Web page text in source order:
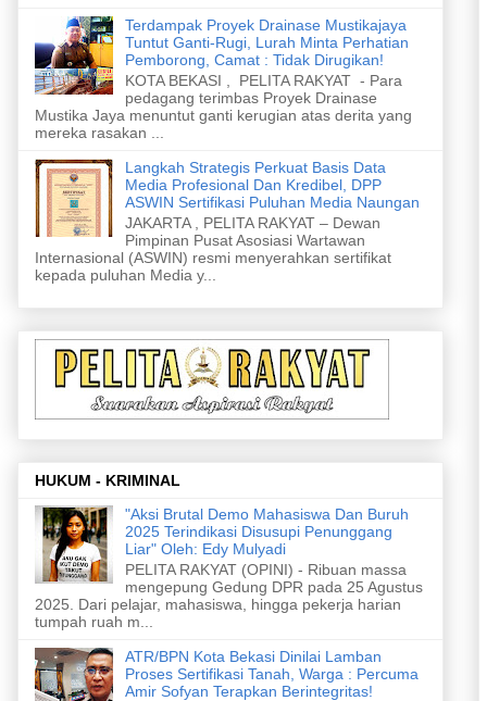
Terdampak Proyek Drainase Mustikajaya
Tuntut Ganti-Rugi, Lurah Minta Perhatian
Pemborong, Camat : Tidak Dirugikan!
KOTA BEKASI , PELITA RAKYAT - Para
pedagang terimbas Proyek Drainase
Mustika Jaya menuntut ganti kerugian atas derita yang
mereka rasakan ...
Langkah Strategis Perkuat Basis Data
Media Profesional Dan Kredibel, DPP
ASWIN Sertifikasi Puluhan Media Naungan
JAKARTA , PELITA RAKYAT – Dewan
Pimpinan Pusat Asosiasi Wartawan
Internasional (ASWIN) resmi menyerahkan sertifikat
kepada puluhan Media y...
HUKUM - KRIMINAL
"Aksi Brutal Demo Mahasiswa Dan Buruh
2025 Terindikasi Disusupi Penunggang
Liar" Oleh: Edy Mulyadi
PELITA RAKYAT (OPINI) - Ribuan massa
mengepung Gedung DPR pada 25 Agustus
2025. Dari pelajar, mahasiswa, hingga pekerja harian
tumpah ruah m...
ATR/BPN Kota Bekasi Dinilai Lamban
Proses Sertifikasi Tanah, Warga : Percuma
Amir Sofyan Terapkan Berintegritas!